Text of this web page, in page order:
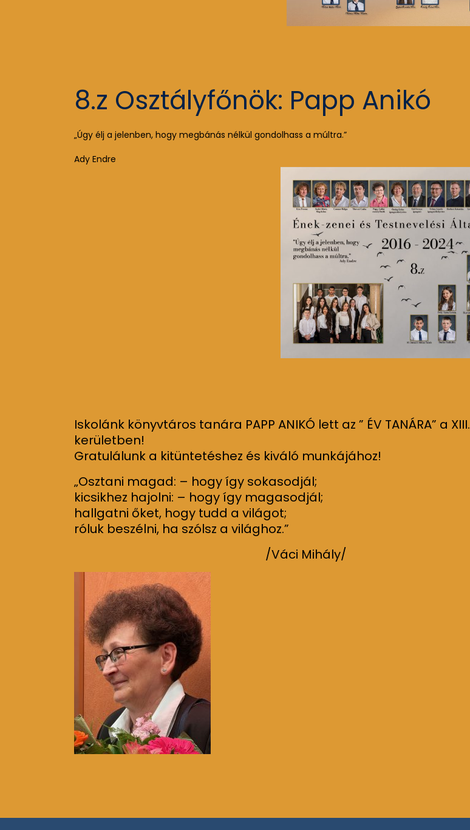
8.z Osztályfőnök: Papp Anikó
„Úgy élj a jelenben, hogy megbánás nélkül gondolhass a múltra.”
Ady Endre
Iskolánk könyvtáros tanára PAPP ANIKÓ lett az ” ÉV TANÁRA” a XIII.
kerületben!
Gratulálunk a kitüntetéshez és kiváló munkájához!
„Osztani magad: – hogy így sokasodjál;
kicsikhez hajolni: – hogy így magasodjál;
hallgatni őket, hogy tudd a világot;
róluk beszélni, ha szólsz a világhoz.”
/Váci Mihály/